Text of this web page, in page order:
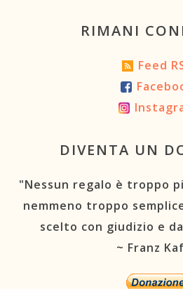
RIMANI
Feed
DIVENTA UN
"Nessun regalo è troppo
nemmeno troppo
scelto con giudizio e
~ Franz